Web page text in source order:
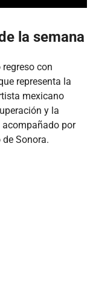
la semana
con
representa la
mexicano
y la
acompañado por
Sonora.